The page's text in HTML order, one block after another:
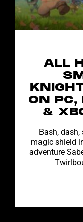
ALL
ON PC,
&
Bash,
magic shield
adventure